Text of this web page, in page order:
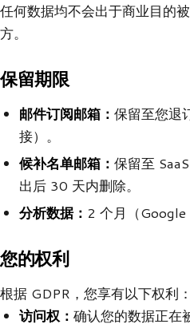
任何数据均不会出于商业目的
方。
保留期限
邮件订阅邮箱： 保留至您退
接）。
候补名单邮箱： 保留至
出后 30 天内删除。
分析数据： 2 个月（Google
您的权利
根据 GDPR，您享有以下权利：
访问权： 确认您的数据正在